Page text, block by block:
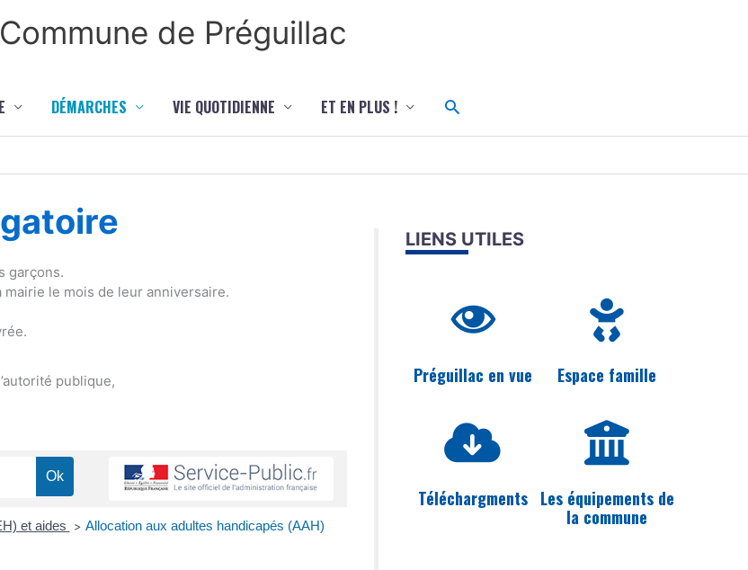
Commune de Préguillac
DÉMARCHES VIE QUOTIDIENNE ET EN PLUS ! Rechercher
garçons.
le mois de leur anniversaire.
publique,
et aides > Allocation aux adultes handicapés (AAH)
LIENS UTILES
Préguillac en vue Espace famille
Téléchargments Les équipements de
la commune